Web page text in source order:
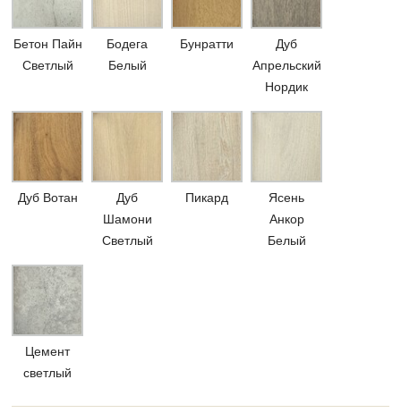
Бетон Пайн
Светлый
Бодега
Белый
Бунратти
Дуб
Апрельский
Нордик
Дуб Вотан
Дуб
Шамони
Светлый
Пикард
Ясень
Анкор
Белый
Цемент
светлый